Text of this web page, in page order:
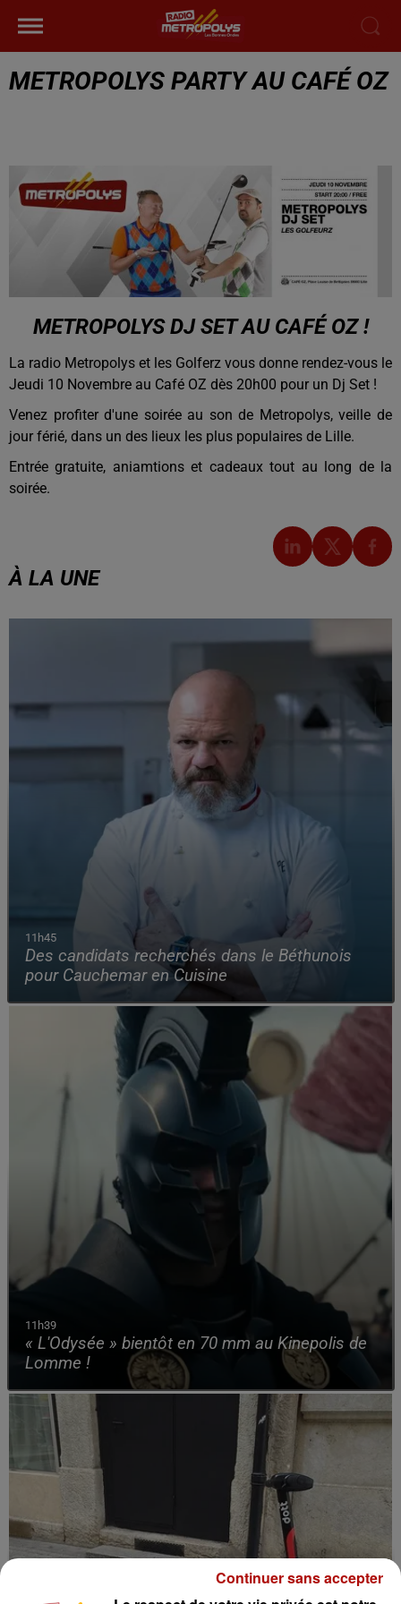
METROPOLYS PARTY AU CAFÉ OZ
METROPOLYS DJ SET AU CAFÉ OZ !
La radio Metropolys et les Golferz vous donne rendez-vous le
Jeudi 10 Novembre au Café OZ dès 20h00 pour un Dj Set !
Venez profiter d'une soirée au son de Metropolys, veille de
jour férié, dans un des lieux les plus populaires de Lille.
Entrée gratuite, aniamtions et cadeaux tout au long de la
soirée.
À LA UNE
11h45
Des candidats recherchés dans le Béthunois
pour Cauchemar en Cuisine
11h39
« L'Odysée » bientôt en 70 mm au Kinepolis de
Lomme !
Continuer sans accepter